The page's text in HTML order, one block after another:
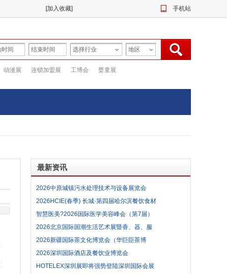
[加入收藏] 手机站
动漫展 连锁加盟展 工博会 婴童展
最新资讯
2026中原城镇污水处理技术与设备展览会
2026HCIE(春季) 长城·第四届哈尔滨餐饮食材
博览会参展范围及参展费用
智慧医美?2026国际医学美容峰会（第7届）
2026北京国际国潮生活艺术展暨香、器、服
饰、唐卡与家居美学融合展参展范围及参展费
用
2026新疆国际茶文化博览会（华巨臣茶博
会）时间，场地及简介
2026深圳国际酒店及餐饮业博览会
HOTELEX深圳展即将强势登陆深圳国际会展